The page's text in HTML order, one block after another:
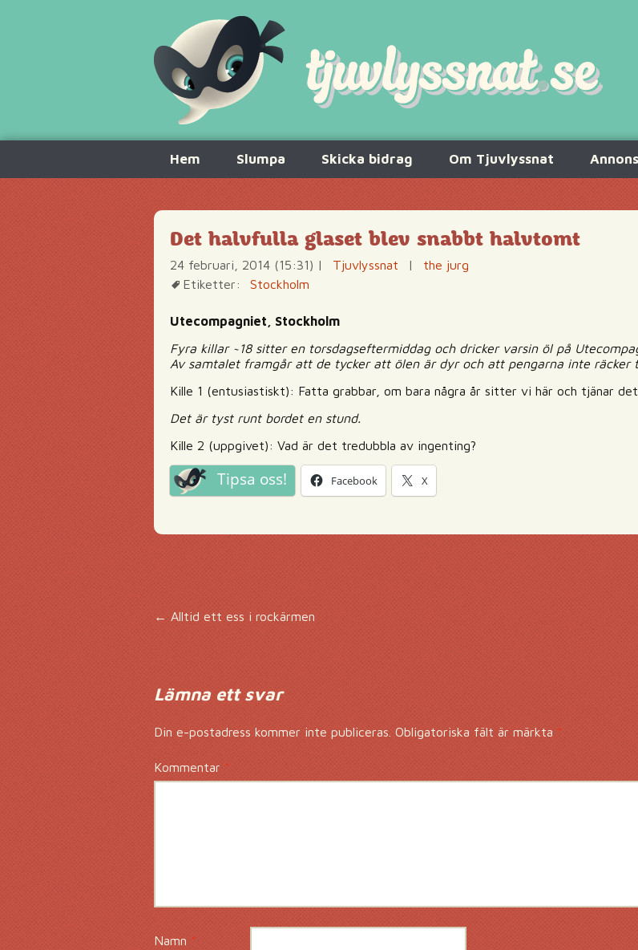
innehåll
Hem Slumpa Skicka bidrag Om Tjuvlyssnat
Det halvfulla glaset blev snabbt halvtomt
24 februari, 2014 (15:31) | Tjuvlyssnat |
the jurg
Etiketter:
Stockholm
Utecompagniet, Stockholm
Fyra killar ~18 sitter en torsdagseftermiddag och dricker varsin öl på
Av samtalet framgår att de tycker att ölen är dyr och att pengarna inte räcker
Kille 1 (entusiastiskt): Fatta grabbar, om bara några år sitter vi här och tjänar
Det är tyst runt bordet en stund.
Kille 2 (uppgivet): Vad är det tredubbla av ingenting?
Tipsa oss! Facebook X
Inläggsnavigering
←Alltid ett ess i rockärmen
Lämna ett svar
Din e-postadress kommer inte publiceras. Obligatoriska fält är märkta*
Kommentar*
Namn*